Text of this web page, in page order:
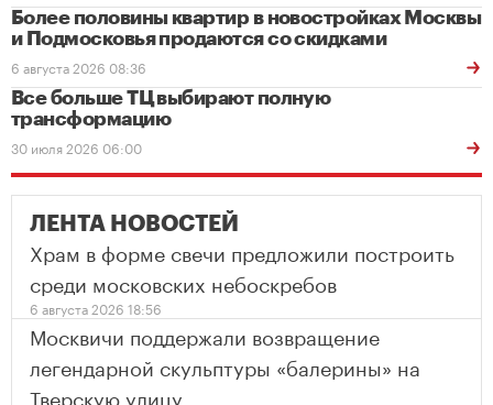
Более половины квартир в новостройках Москвы
и Подмосковья продаются со скидками
6 августа 2026 08:36
Все больше ТЦ выбирают полную
трансформацию
30 июля 2026 06:00
ЛЕНТА НОВОСТЕЙ
Храм в форме свечи предложили построить
среди московских небоскребов
6 августа 2026 18:56
Москвичи поддержали возвращение
легендарной скульптуры «балерины» на
Тверскую улицу